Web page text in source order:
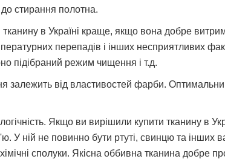
стирання полотна.
в Україні краще, якщо вона добре
перепадів і інших несприятливих
підібраний режим чищення і т.д.
залежить від властивостей фарби.
Якщо ви вирішили купити тканину в
ній не повинно бути ртуті, свинцю та інших
сполуки. Якісна оббивна тканина добре